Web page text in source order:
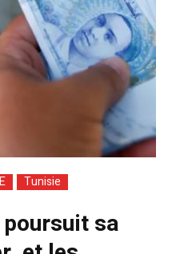
Tunisie
sa